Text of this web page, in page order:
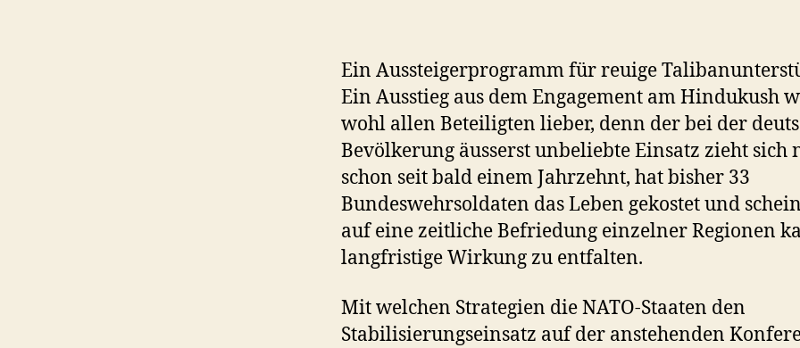
Ein Aussteigerprogramm für reuige
Ein Ausstieg aus dem Engagement am Hindukush
wohl allen Beteiligten lieber, denn der bei der
Bevölkerung äusserst unbeliebte Einsatz zieht sich
schon seit bald einem Jahrzehnt, hat bisher 33
Bundeswehrsoldaten das Leben gekostet und
auf eine zeitliche Befriedung einzelner Regionen
langfristige Wirkung zu entfalten.
Mit welchen Strategien die NATO-Staaten den
Stabilisierungseinsatz auf der anstehenden